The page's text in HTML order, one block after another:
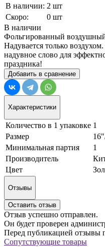
В наличии: 2 шт
Скоро:
0 шт
В наличии
Фольгированный
Надувается только
надувное слово для
праздника!
Добавить в сравнение
Характеристики
Количество в 1 упаковке 1
Размер
Минимальная партия
1
Производитель
Цвет
Отзывы
Оставить отзыв
Отзыв успешно отправлен.
Он будет проверен
Перед публикацией отзывы
Сопутствующие товары